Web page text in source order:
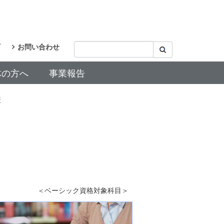
お問い合わせ
方へ 事業報告
＜ベーシック資格対象科目＞